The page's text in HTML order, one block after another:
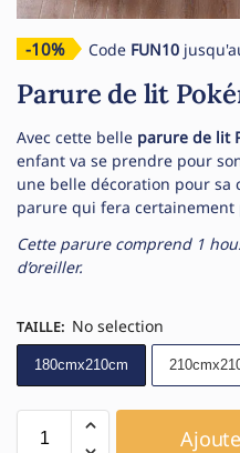
-10% Code FUN10
Parure de lit
Avec cette belle parure de lit
enfant va se prendre pour
une belle décoration pour sa
parure qui fera certainement
Cette parure comprend 1
d’oreiller.
TAILLE: No selection
180cmx210cm